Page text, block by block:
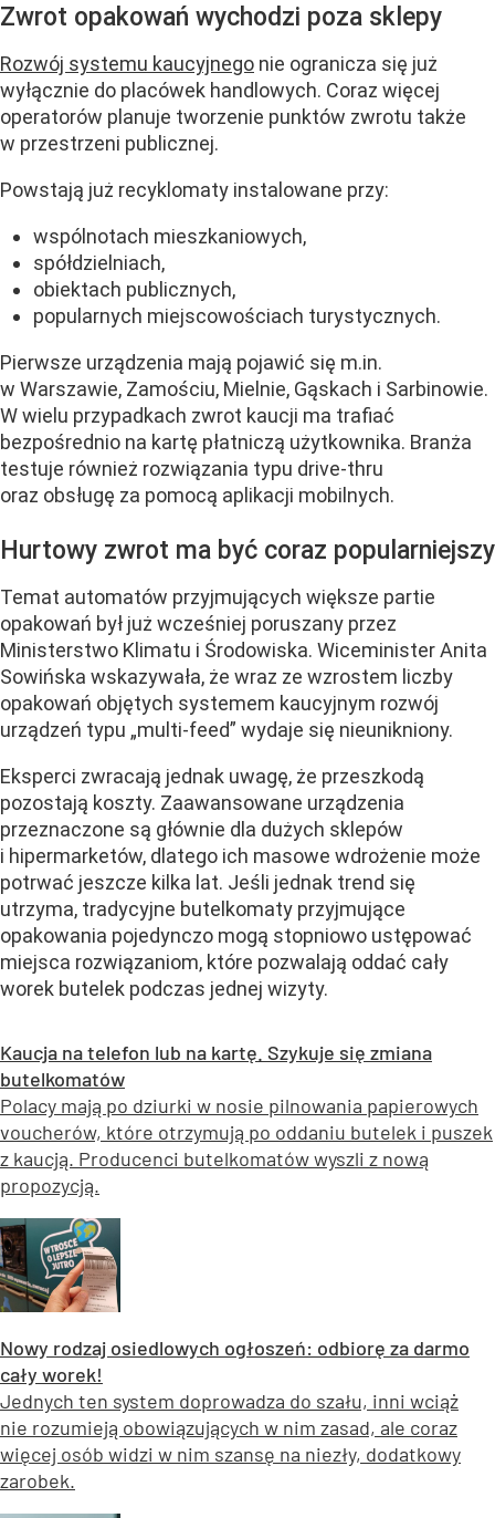
Zwrot opakowań wychodzi poza sklepy
Rozwój systemu kaucyjnego nie ogranicza się już
wyłącznie do placówek handlowych. Coraz więcej
operatorów planuje tworzenie punktów zwrotu także
w przestrzeni publicznej.
Powstają już recyklomaty instalowane przy:
wspólnotach mieszkaniowych,
spółdzielniach,
obiektach publicznych,
popularnych miejscowościach turystycznych.
Pierwsze urządzenia mają pojawić się m.in.
w Warszawie, Zamościu, Mielnie, Gąskach i Sarbinowie.
W wielu przypadkach zwrot kaucji ma trafiać
bezpośrednio na kartę płatniczą użytkownika. Branża
testuje również rozwiązania typu drive-thru
oraz obsługę za pomocą aplikacji mobilnych.
Hurtowy zwrot ma być coraz popularniejszy
Temat automatów przyjmujących większe partie
opakowań był już wcześniej poruszany przez
Ministerstwo Klimatu i Środowiska. Wiceminister Anita
Sowińska wskazywała, że wraz ze wzrostem liczby
opakowań objętych systemem kaucyjnym rozwój
urządzeń typu „multi-feed” wydaje się nieunikniony.
Eksperci zwracają jednak uwagę, że przeszkodą
pozostają koszty. Zaawansowane urządzenia
przeznaczone są głównie dla dużych sklepów
i hipermarketów, dlatego ich masowe wdrożenie może
potrwać jeszcze kilka lat. Jeśli jednak trend się
utrzyma, tradycyjne butelkomaty przyjmujące
opakowania pojedynczo mogą stopniowo ustępować
miejsca rozwiązaniom, które pozwalają oddać cały
worek butelek podczas jednej wizyty.
Kaucja na telefon lub na kartę. Szykuje się zmiana
butelkomatów
Polacy mają po dziurki w nosie pilnowania papierowych
voucherów, które otrzymują po oddaniu butelek i puszek
z kaucją. Producenci butelkomatów wyszli z nową
propozycją.
Nowy rodzaj osiedlowych ogłoszeń: odbiorę za darmo
cały worek!
Jednych ten system doprowadza do szału, inni wciąż
nie rozumieją obowiązujących w nim zasad, ale coraz
więcej osób widzi w nim szansę na niezły, dodatkowy
zarobek.